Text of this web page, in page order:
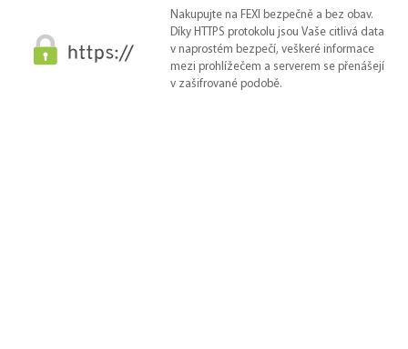
Nakupujte na FEXI bezpečně a bez obav.
Díky HTTPS protokolu jsou Vaše citlivá data
v naprostém bezpečí, veškeré informace
mezi prohlížečem a serverem se přenášejí
v zašifrované podobě.